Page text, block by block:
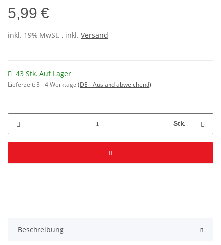
5,99 €
inkl. 19% MwSt. , inkl. Versand
43 Stk. Auf Lager
Lieferzeit:3 - 4 Werktage (DE - Ausland abweichend)
Stk.
Beschreibung